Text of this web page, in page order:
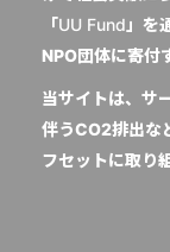
「UU Fund 」を
NPO団体に寄付
当サイトは、サ
伴うCO2排出な
フセットに取り